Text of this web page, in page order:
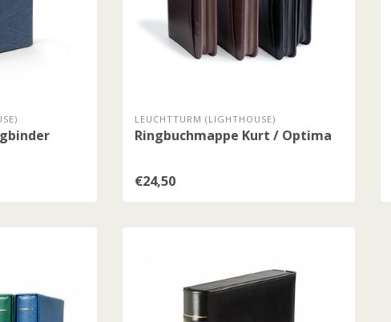
LEUCHTTURM (LIGHTHOUSE)
Ringbuchmappe Kurt / Optima
€24,50